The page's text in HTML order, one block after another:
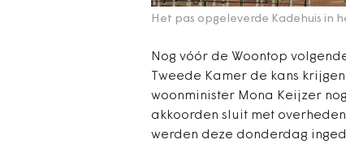
Het pas opgeleverde Kadehuis in
Nog vóór de Woontop
Tweede Kamer de kans
woonminister Mona Keijzer
akkoorden sluit met
werden deze donderdag